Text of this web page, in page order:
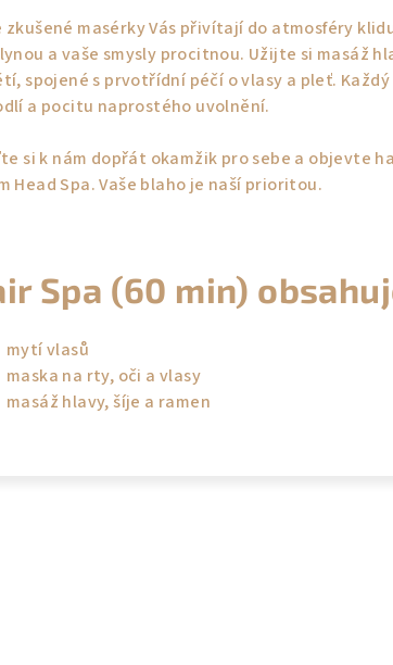
zkušené masérky Vás přivítají do atmosféry
a vaše smysly procitnou. Užijte si masáž
spojené s prvotřídní péčí o vlasy a pleť.
a pocitu naprostého uvolnění.
si k nám dopřát okamžik pro sebe a objevte
Head Spa. Vaše blaho je naší prioritou.
Spa (60 min)
mytí vlasů
maska na rty, oči a vlasy
masáž hlavy, šíje a ramen